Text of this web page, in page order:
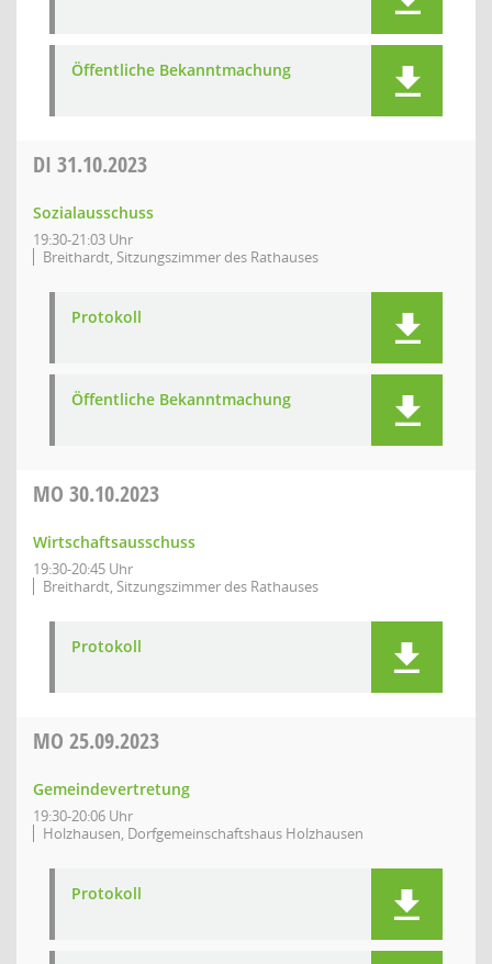
Öffentliche Bekanntmachung
DI 31.10.2023
Sozialausschuss
19:30-21:03 Uhr
Breithardt, Sitzungszimmer des Rathauses
Protokoll
Öffentliche Bekanntmachung
MO 30.10.2023
Wirtschaftsausschuss
19:30-20:45 Uhr
Breithardt, Sitzungszimmer des Rathauses
Protokoll
MO 25.09.2023
Gemeindevertretung
19:30-20:06 Uhr
Holzhausen, Dorfgemeinschaftshaus Holzhausen
Protokoll